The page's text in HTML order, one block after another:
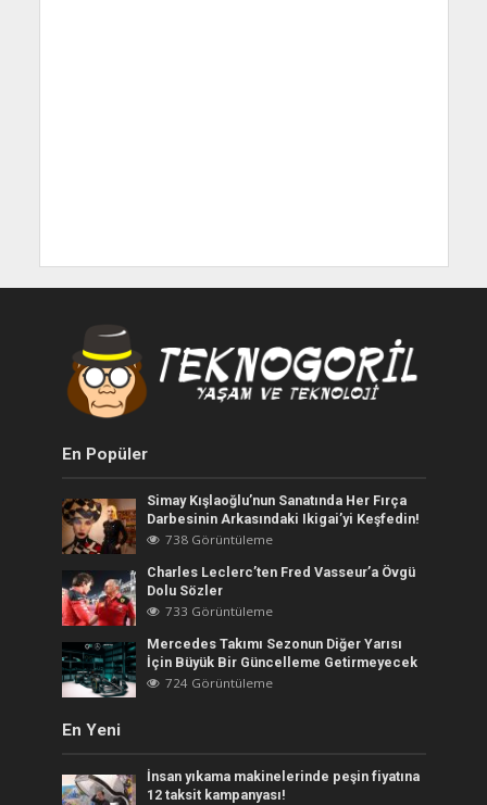
En Popüler
Simay Kışlaoğlu’nun Sanatında Her Fırça
Darbesinin Arkasındaki Ikigai’yi Keşfedin!
738 Görüntüleme
Charles Leclerc’ten Fred Vasseur’a Övgü
Dolu Sözler
733 Görüntüleme
Mercedes Takımı Sezonun Diğer Yarısı
İçin Büyük Bir Güncelleme Getirmeyecek
724 Görüntüleme
En Yeni
İnsan yıkama makinelerinde peşin fiyatına
12 taksit kampanyası!